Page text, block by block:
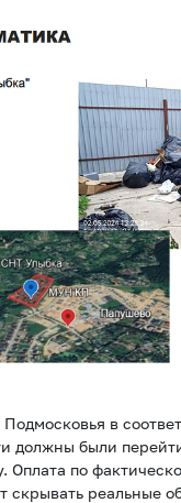
в
должны были
Оплата по
скрывать реальные